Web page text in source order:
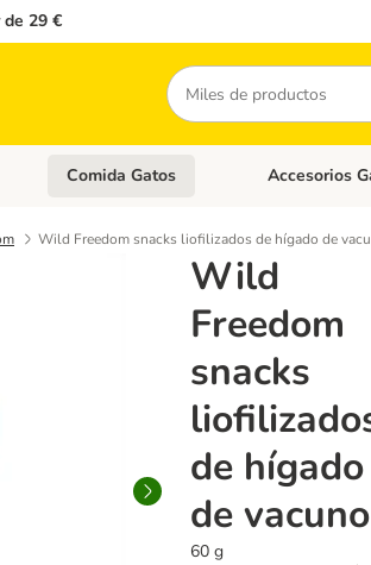
de 29 €
Buscar
Comida Perros
Menú de categoria abierto: Accesorios
Comida Gatos Menú de
Accesorios
Wild Freedom snacks liofilizados de hígado de
Wild
Freedom
snacks
de hígado
de vacuno
60 g